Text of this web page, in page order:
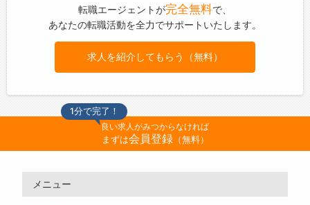
転職エージェントが完全無料で、
あなたの転職活動を全力でサポートいたします。
求人を紹介してもらう（無料）
1分で完了！
良い求人がみつからなければ
まずは会員登録（無料）
メニュー